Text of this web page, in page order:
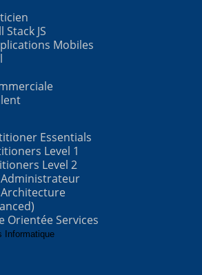
JS
Mobiles
Essentials
Level 1
Level 2
Orientée Services
Informatique